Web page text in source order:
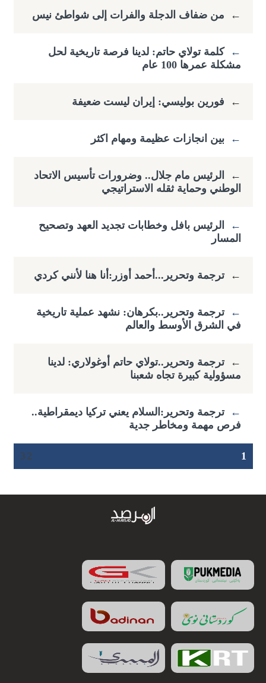
← من ضفاف الدجلة والفرات إلى شواطئ نيس
← كلمة تولاي حاتم: لدينا فرصة تاريخية لحل
مشكلة عمرها 100 عام
← فورين بوليسي: إيران ليست ضعيفة
← بين انجازات عظيمة ومهام اكثر
←
الرئيس مام جلال.. وضرورات تأسيس الاتحاد
الوطني وحماية ثقله الاستراتيجي
←
الرئيس بافل وخطابات تجديد العهد وتصحيح
المسار
← ترجمة وتحرير...أحمد أوزر:أنا هنا لأنني كردي
← ترجمة وتحرير..بكرهان: نشهد عملية تاريخية
في الشرق الأوسط والعالم
← ترجمة وتحرير..تولاي حاتم أوغولاري: لدينا
مسؤولية كبيرة تجاه شعبنا
← ترجمة وتحرير:السلام يعني تركيا ديمقراطية..
فرص مهمة ومخاطر جدية
1
2
3